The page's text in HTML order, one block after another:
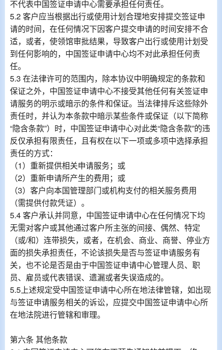
不代表中国签证申请中心需要承担任何责任。
5.2 客户应当根据出行或使用计划合理地安排提交签证申
请的时间，在任何情况下因客户提交申请的时间安排不合
适，或者，使领馆审批结果，导致客户出行或使用计划受
到任何影响的，中国签证申请中心均不对此承担任何责
任。
5.3 在法律许可的范围内，除本协议中明确规定的条款和
保证之外，中国签证申请中心不接受其他任何有关签证申
请服务的明示或暗示的条件和保证。当法律排斥这些除外
责任时，并认为本条款中暗示某些条件或保证（以下简称
“隐含条款”）时，中国签证申请中心对此类“隐含条款”的违
反仅承担有限责任，且有权在以下一项或多项中选择承担
责任的方式：
（1）重新提供相关申请服务；或
（2）重新申请所产生的费用；或
（3）客户向本国管理部门或机构支付的相关服务费用
（需提供付款凭证）。
5.4 客户承认并同意，中国签证申请中心在任何情况下均
无需对客户或其他通过客户所主张的间接、偶然、特定
（或/和）连带损失，或者，在机会、商业、商誉、停业方
面的损失承担责任，不论该损失是否与签证申请服务有
关，也不论是否是由于中国签证申请中心管理人员、职
员、雇员或代表错误、遗漏或者失误造成的。
5.5上述规定受中国签证申请中心所在地法律管辖，如出现
与签证申请服务相关的诉讼，应提交中国签证申请中心所
在地法院进行管辖和审理。
第六条 其他条款